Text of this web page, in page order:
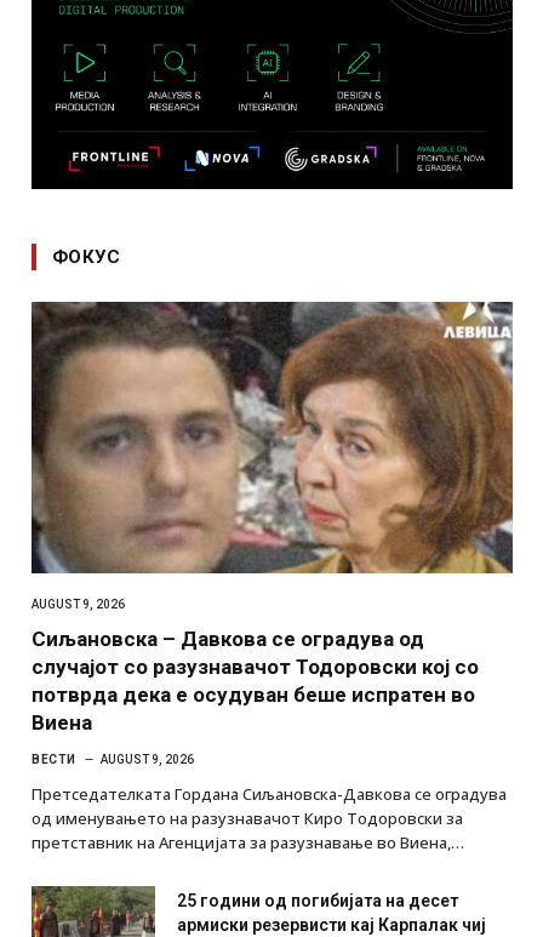
ФОКУС
AUGUST 9, 2026
Сиљановска – Давкова се оградува од
случајот со разузнавачот Тодоровски кој со
потврда дека е осудуван беше испратен во
Виена
ВЕСТИ AUGUST 9, 2026
Претседателката Гордана Сиљановска-Давкова се оградува
од именувањето на разузнавачот Киро Тодоровски за
претставник на Агенцијата за разузнавање во Виена,…
25 години од погибијата на десет
армиски резервисти кај Карпалак чиј